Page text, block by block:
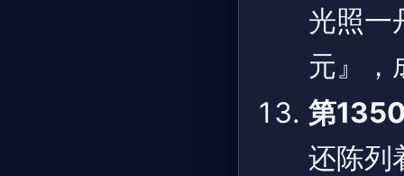
光照一
元』，
第
还陈列